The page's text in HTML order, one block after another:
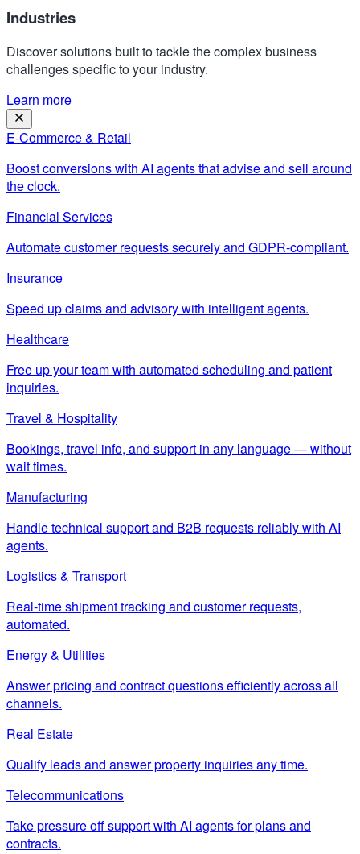
Industries
Discover solutions built to tackle the complex business
challenges specific to your industry.
Learn more
E-Commerce & Retail
Boost conversions with AI agents that advise and sell around
the clock.
Financial Services
Automate customer requests securely and GDPR-compliant.
Insurance
Speed up claims and advisory with intelligent agents.
Healthcare
Free up your team with automated scheduling and patient
inquiries.
Travel & Hospitality
Bookings, travel info, and support in any language — without
wait times.
Manufacturing
Handle technical support and B2B requests reliably with AI
agents.
Logistics & Transport
Real-time shipment tracking and customer requests,
automated.
Energy & Utilities
Answer pricing and contract questions efficiently across all
channels.
Real Estate
Qualify leads and answer property inquiries any time.
Telecommunications
Take pressure off support with AI agents for plans and
contracts.